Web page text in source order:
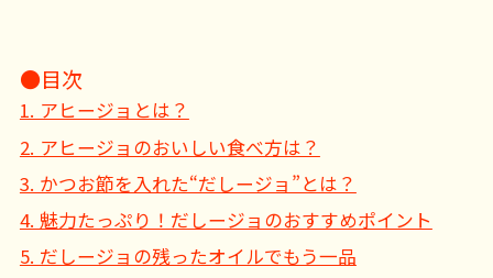
●目次
1. アヒージョとは？
2. アヒージョのおいしい食べ方は？
3. かつお節を入れた“だしージョ”とは？
4. 魅力たっぷり！だしージョのおすすめポイント
5. だしージョの残ったオイルでもう一品